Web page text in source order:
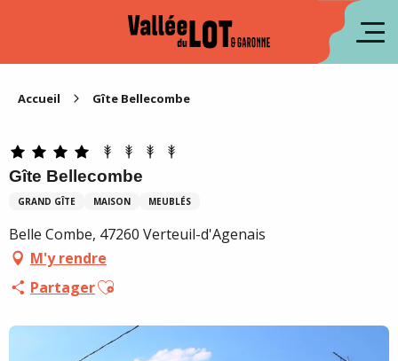
Accueil Gîte Bellecombe
Gîte Bellecombe
GRAND GÎTE MAISON MEUBLÉS
Belle Combe, 47260 Verteuil-d'Agenais
M'y rendre
PartagerAjouter aux favoris